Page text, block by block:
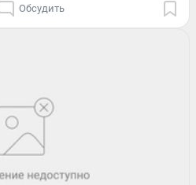
Обсудить